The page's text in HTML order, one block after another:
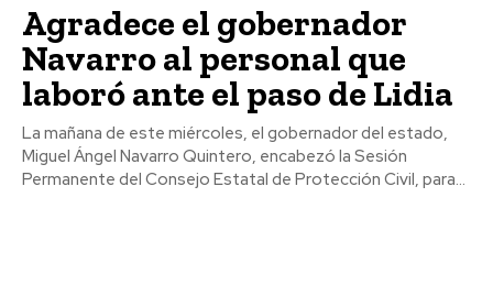
Agradece el gobernador
Navarro al personal que
laboró ante el paso de Lidia
La mañana de este miércoles, el gobernador del estado,
Miguel Ángel Navarro Quintero, encabezó la Sesión
Permanente del Consejo Estatal de Protección Civil, para...